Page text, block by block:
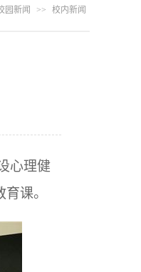
园新闻 >> 校内新闻
心理健
课。